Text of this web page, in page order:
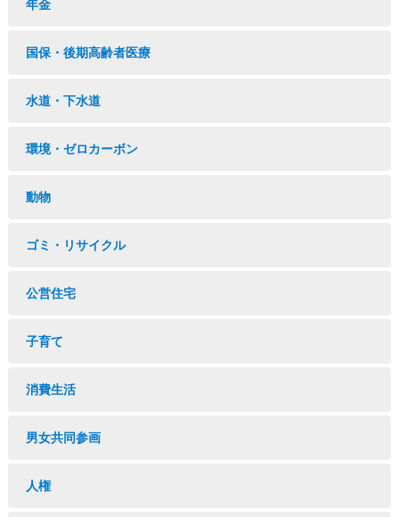
年金
国保・後期高齢者医療
水道・下水道
環境・ゼロカーボン
動物
ゴミ・リサイクル
公営住宅
子育て
消費生活
男女共同参画
人権